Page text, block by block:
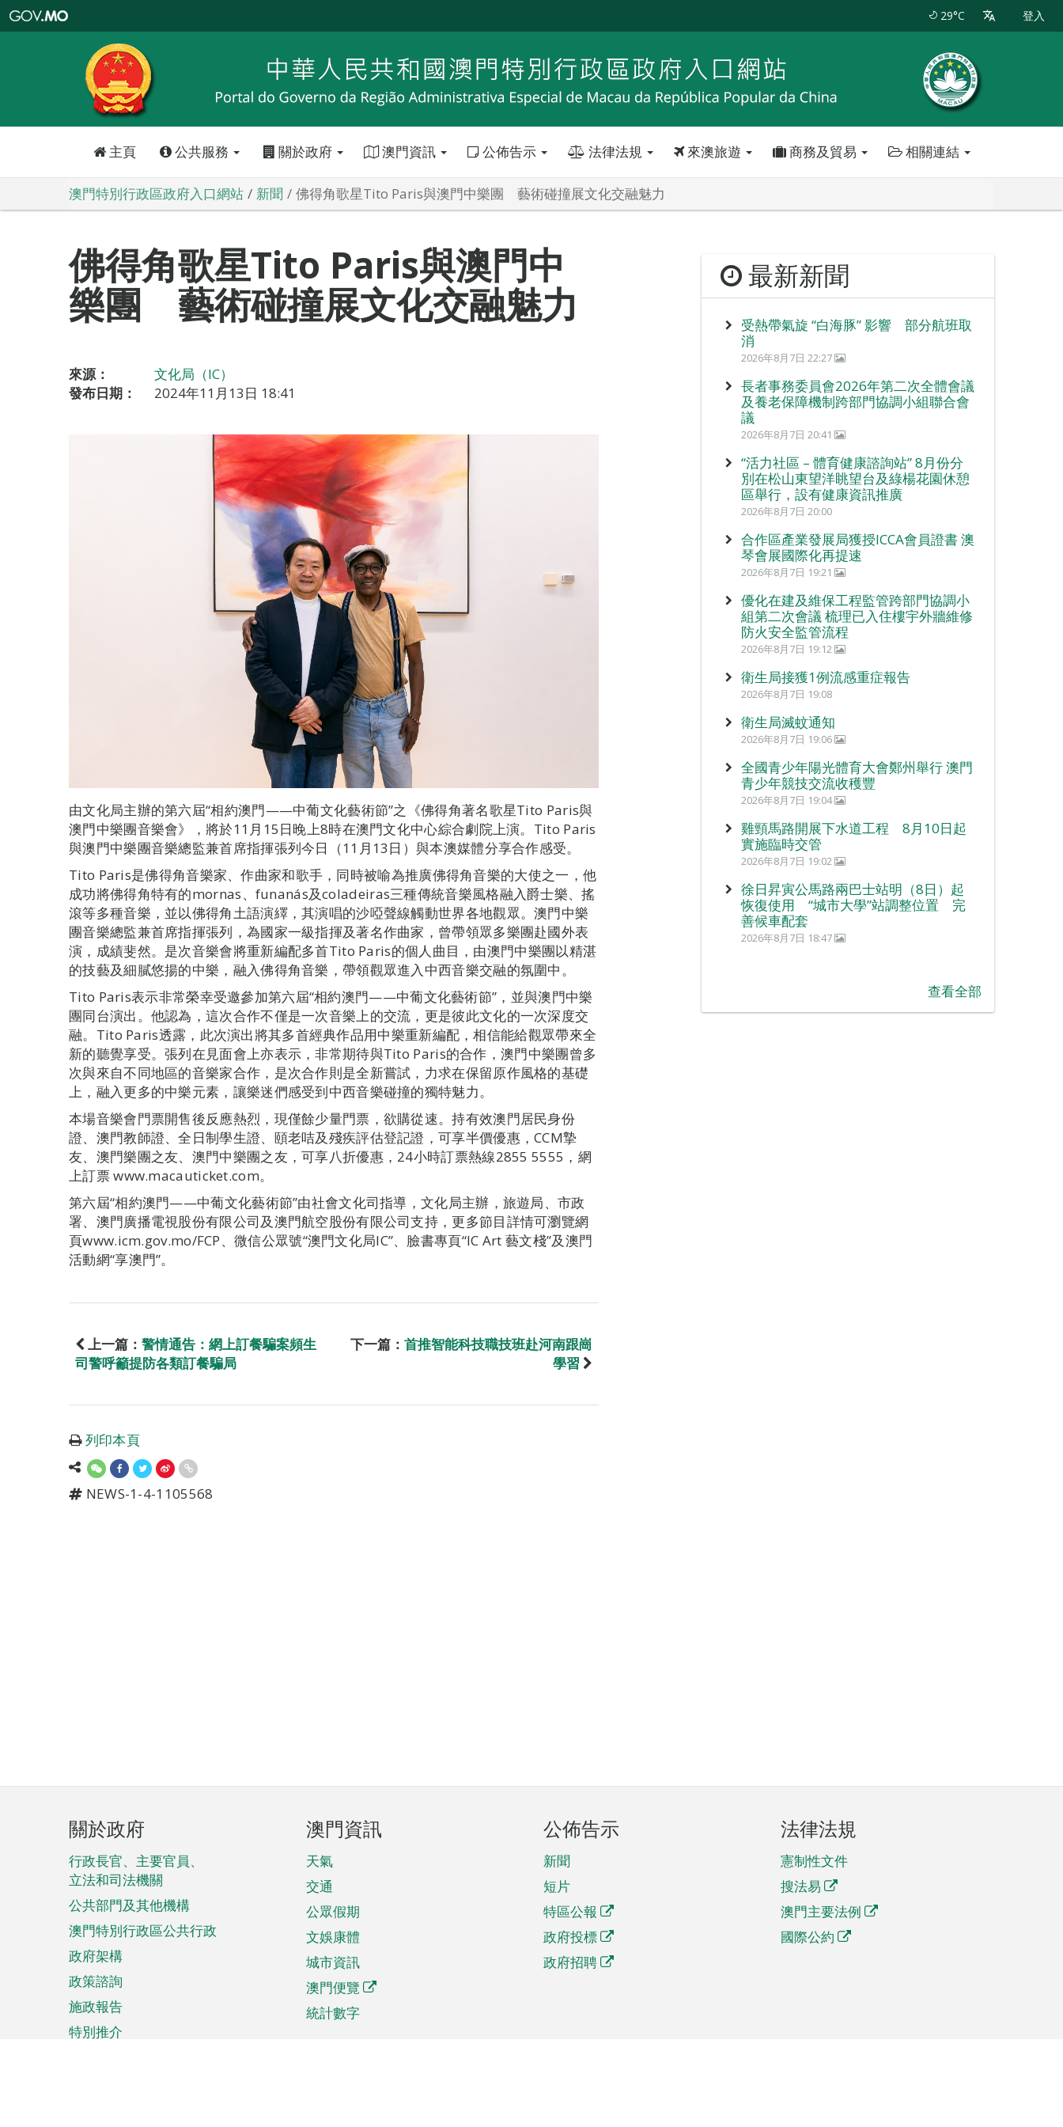
特
政
區
政
口
29°C 登入
主頁 公共服務 關於政府 澳門資訊 公佈告示 法律法規 來澳旅遊 商務及貿易 相關連結
澳門特別行政區政府入口網站 新聞 佛得角歌星Tito Paris與澳門中樂團 藝術碰撞展文化交融魅力
佛得角歌星Tito Paris與澳門中
樂團 藝術碰撞展文化交融魅力
來源：
文化局（IC）
發布日期：
2024年11月13日 18:41
由文化局主辦的第六屆“相約澳門——中葡文化藝術節”之《佛得角著名歌星Tito Paris與
澳門中樂團音樂會》，將於11月15日晚上8時在澳門文化中心綜合劇院上演。Tito Paris
與澳門中樂團音樂總監兼首席指揮張列今日（11月13日）與本澳媒體分享合作感受。
Tito Paris是佛得角音樂家、作曲家和歌手，同時被喻為推廣佛得角音樂的大使之一，他
成功將佛得角特有的mornas、funanás及coladeiras三種傳統音樂風格融入爵士樂、搖
滾等多種音樂，並以佛得角土語演繹，其演唱的沙啞聲線觸動世界各地觀眾。澳門中樂
團音樂總監兼首席指揮張列，為國家一級指揮及著名作曲家，曾帶領眾多樂團赴國外表
演，成績斐然。是次音樂會將重新編配多首Tito Paris的個人曲目，由澳門中樂團以精湛
的技藝及細膩悠揚的中樂，融入佛得角音樂，帶領觀眾進入中西音樂交融的氛圍中。
Tito Paris表示非常榮幸受邀參加第六屆“相約澳門——中葡文化藝術節”，並與澳門中樂
團同台演出。他認為，這次合作不僅是一次音樂上的交流，更是彼此文化的一次深度交
融。Tito Paris透露，此次演出將其多首經典作品用中樂重新編配，相信能給觀眾帶來全
新的聽覺享受。張列在見面會上亦表示，非常期待與Tito Paris的合作，澳門中樂團曾多
次與來自不同地區的音樂家合作，是次合作則是全新嘗試，力求在保留原作風格的基礎
上，融入更多的中樂元素，讓樂迷們感受到中西音樂碰撞的獨特魅力。
本場音樂會門票開售後反應熱烈，現僅餘少量門票，欲購從速。持有效澳門居民身份
證、澳門教師證、全日制學生證、頤老咭及殘疾評估登記證，可享半價優惠，CCM摯
友、澳門樂團之友、澳門中樂團之友，可享八折優惠，24小時訂票熱線2855 5555，網
上訂票 www.macauticket.com。
第六屆“相約澳門——中葡文化藝術節”由社會文化司指導，文化局主辦，旅遊局、市政
署、澳門廣播電視股份有限公司及澳門航空股份有限公司支持，更多節目詳情可瀏覽網
頁www.icm.gov.mo/FCP、微信公眾號“澳門文化局IC”、臉書專頁“IC Art 藝文棧”及澳門
活動網“享澳門”。
上一篇： 警情通告：網上訂餐騙案頻生
司警呼籲提防各類訂餐騙局
下一篇： 首推智能科技職技班赴河南跟崗
學習
列印本頁
NEWS-1-4-1105568
最新新聞
受熱帶氣旋 “白海豚” 影響 部分航班取
消
2026年8月7日 22:27
長者事務委員會2026年第二次全體會議
及養老保障機制跨部門協調小組聯合會
議
2026年8月7日 20:41
“活力社區 – 體育健康諮詢站” 8月份分
別在松山東望洋眺望台及綠楊花園休憩
區舉行，設有健康資訊推廣
2026年8月7日 20:00
合作區產業發展局獲授ICCA會員證書 澳
琴會展國際化再提速
2026年8月7日 19:21
優化在建及維保工程監管跨部門協調小
組第二次會議 梳理已入住樓宇外牆維修
防火安全監管流程
2026年8月7日 19:12
衛生局接獲1例流感重症報告
2026年8月7日 19:08
衛生局滅蚊通知
2026年8月7日 19:06
全國青少年陽光體育大會鄭州舉行 澳門
青少年競技交流收穫豐
2026年8月7日 19:04
雞頸馬路開展下水道工程 8月10日起
實施臨時交管
2026年8月7日 19:02
徐日昇寅公馬路兩巴士站明（8日）起
恢復使用 “城市大學”站調整位置 完
善候車配套
2026年8月7日 18:47
查看全部
頁
腳
菜
單
關於政府
行政長官、主要官員、
立法和司法機關
公共部門及其他機構
澳門特別行政區公共行政
政府架構
政策諮詢
施政報告
特別推介
澳門資訊
天氣
交通
公眾假期
文娛康體
城市資訊
澳門便覽
統計數字
公佈告示
新聞
短片
特區公報
政府投標
政府招聘
法律法規
憲制性文件
搜法易
澳門主要法例
國際公約